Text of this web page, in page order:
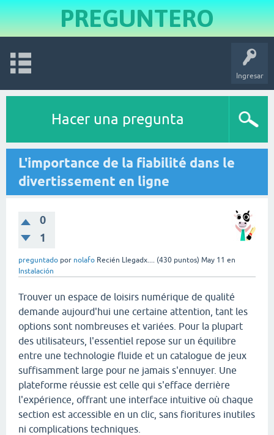
PREGUNTERO
Ingresar
Hacer una pregunta
L'importance de la fiabilité dans le
divertissement en ligne
0
1
preguntado por nolafo Recién Llegadx.... (430 puntos) May 11 en
Instalación
Trouver un espace de loisirs numérique de qualité
demande aujourd'hui une certaine attention, tant les
options sont nombreuses et variées. Pour la plupart
des utilisateurs, l'essentiel repose sur un équilibre
entre une technologie fluide et un catalogue de jeux
suffisamment large pour ne jamais s'ennuyer. Une
plateforme réussie est celle qui s'efface derrière
l'expérience, offrant une interface intuitive où chaque
section est accessible en un clic, sans fioritures inutiles
ni complications techniques.